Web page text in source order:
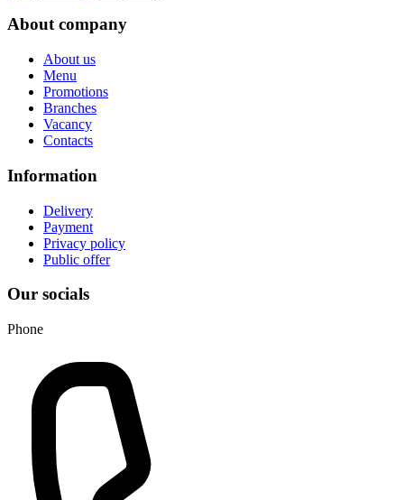
About company
About us
Menu
Promotions
Branches
Vacancy
Contacts
Information
Delivery
Payment
Privacy policy
Public offer
Our socials
Phone